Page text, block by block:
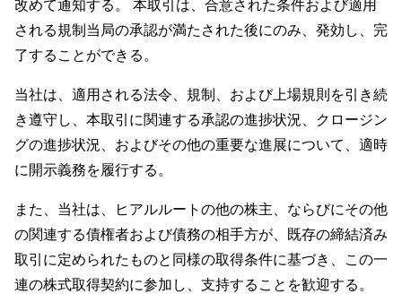
改めて通知する。 本取引は、合意された条件および適用
される規制当局の承認が満たされた後にのみ、発効し、完
了することができる。
当社は、適用される法令、規制、および上場規則を引き続
き遵守し、本取引に関連する承認の進捗状況、クロージン
グの進捗状況、およびその他の重要な進展について、適時
に開示義務を履行する。
また、当社は、ヒアルルートの他の株主、ならびにその他
の関連する債権者および債務の相手方が、既存の締結済み
取引に定められたものと同様の取得条件に基づき、この一
連の株式取得契約に参加し、支持することを歓迎する。